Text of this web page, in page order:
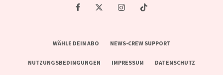
WÄHLE DEIN ABO NEWS-CREW SUPPORT
NUTZUNGSBEDINGUNGEN IMPRESSUM DATENSCHUTZ